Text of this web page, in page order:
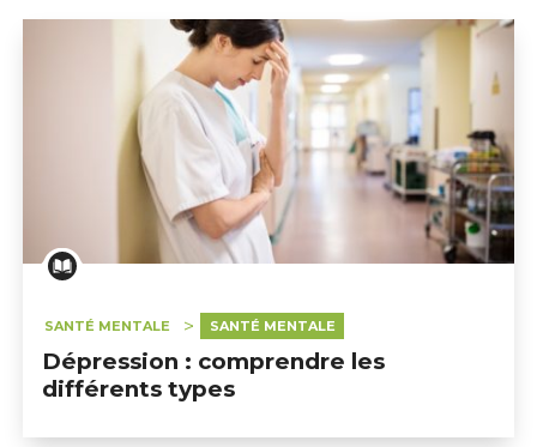
SANTÉ MENTALE SANTÉ MENTALE
Dépression : comprendre les
différents types